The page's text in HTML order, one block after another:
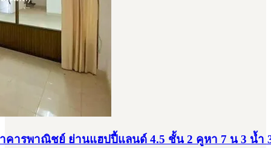
ารพาณิชย์ ย่านแฮปปี้แลนด์ 4.5 ชั้น 2 คูหา 7 น 3 น้ำ